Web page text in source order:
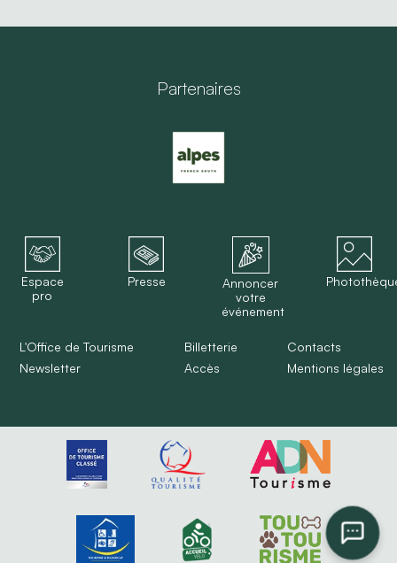
Partenaires
Espace
pro
Presse
Annoncer
votre
événement
L'Office de Tourisme
Newsletter
Billetterie
Accès
Contacts
Mentions légales